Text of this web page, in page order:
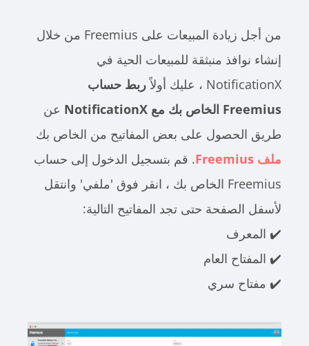
من أجل زيادة المبيعات على Freemius من خلال
إنشاء نوافذ منبثقة للمبيعات الحية في
NotificationX ، عليك أولاً
ربط حساب
Freemius الخاص بك مع NotificationX
عن
طريق الحصول على بعض المفاتيح من الخاص بك
ملف Freemius
. قم بتسجيل الدخول إلى حساب
Freemius الخاص بك ، انقر فوق '
ملفي'وانتقل
لأسفل الصفحة حتى تجد المفاتيح التالية:
✔️ المعرف
✔️ المفتاح العام
✔️ مفتاح سري